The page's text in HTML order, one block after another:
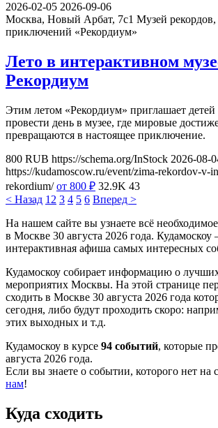
2026-02-05 2026-09-06
Москва, Новый Арбат, 7с1 Музей
приключений «Рекордиум»
Лето в интерактивном
Рекордиум
Этим летом «Рекордиум» приглашает
провести день в музее, где мировые
превращаются в настоящее приключение.
800 RUB https://schema.org/InStock 2026-08-
https://kudamoscow.ru/event/zima-rekordov-v-
rekordium/ от 800 ₽ 32.9K 43
< Назад 1 2 3 4 5 6 Вперед >
На нашем сайте вы узнаете всё
в Москве 30 августа 2026 года.
интерактивная афиша самых интересных
Кудамоскоу собирает информацию о
мероприятих Москвы. На этой странице
сходить в Москве 30 августа 2026 года
сегодня, либо будут проходить скоро:
этих выходных и т.д.
Кудамоскоу в курсе 94 событий, которые
августа 2026 года.
Если вы знаете о событии, которого нет на
нам!
Куда сходить